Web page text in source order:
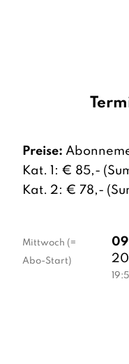
Preise:
Kat. 1: € 85,-
Kat. 2: € 78,-
Mittwoch (=
Abo-Start)